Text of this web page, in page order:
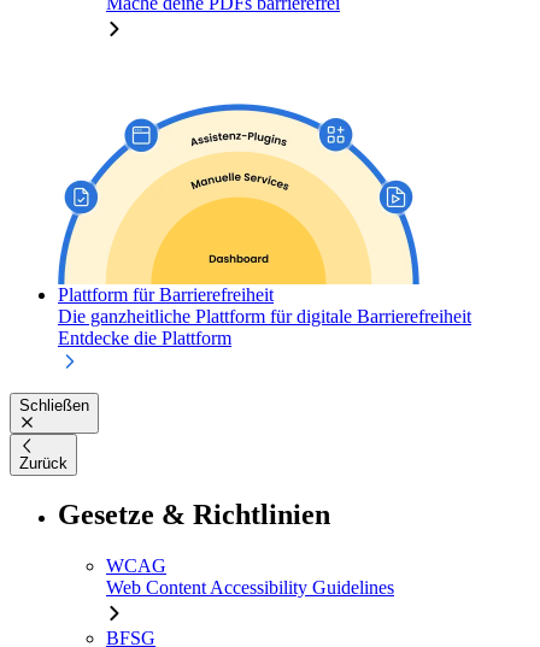
Plattform für Barrierefreiheit
Die ganzheitliche Plattform für digitale Barrierefreiheit
Entdecke die Plattform
Schließen
Zurück
Gesetze & Richtlinien
WCAG
Web Content Accessibility Guidelines
BFSG